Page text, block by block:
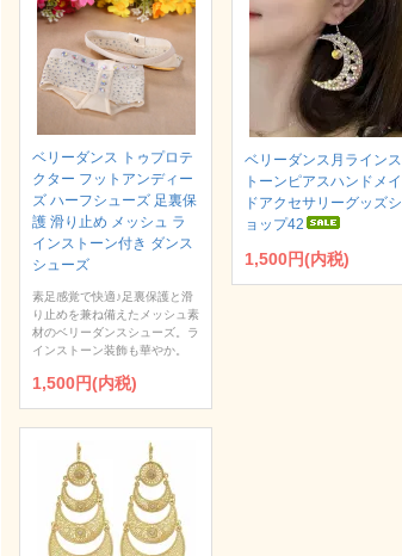
ベリーダンス トゥプロテ
クター フットアンディー
ズ ハーフシューズ 足裏保
護 滑り止め メッシュ ラ
インストーン付き ダンス
シューズ
素足感覚で快適♪足裏保護と滑
り止めを兼ね備えたメッシュ素
材のベリーダンスシューズ。ラ
インストーン装飾も華やか。
1,500円(内税)
ベリーダンス月ラインス
トーンピアスハンドメイ
ドアクセサリーグッズシ
ョップ42
1,500円(内税)